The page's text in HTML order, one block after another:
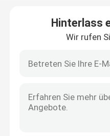
Zykloid-Hydraulikmotor
Hydraulischer Motor
Hinterlass
Wir rufen